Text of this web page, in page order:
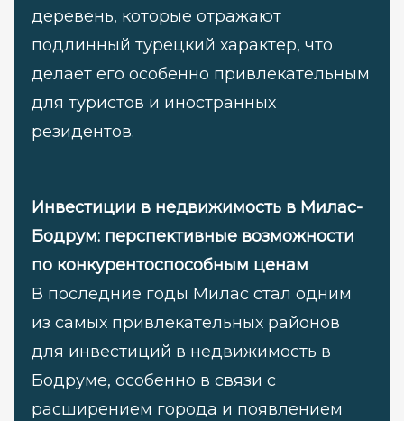
деревень, которые отражают
подлинный турецкий характер, что
делает его особенно привлекательным
для туристов и иностранных
резидентов.
Инвестиции в недвижимость в Милас-
Бодрум: перспективные возможности
по конкурентоспособным ценам
В последние годы Милас стал одним
из самых привлекательных районов
для инвестиций в недвижимость в
Бодруме, особенно в связи с
расширением города и появлением